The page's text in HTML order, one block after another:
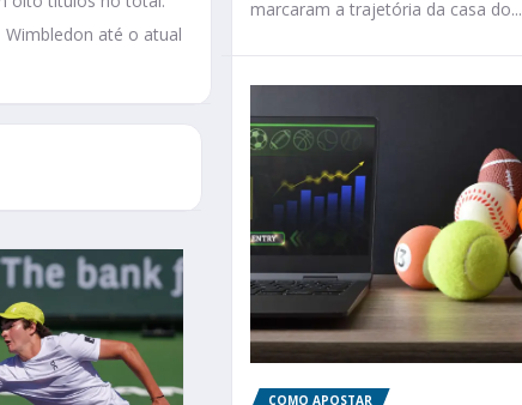
até o atual
marcaram a trajetória da casa do...
COMO APOSTAR